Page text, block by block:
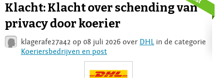
Voor Bedrijven
Login
Klacht: Klacht over schending van
privacy door koerier
klagerafe27a42 op 08 juli 2026 over DHL in de categorie
Koeriersbedrijven en post